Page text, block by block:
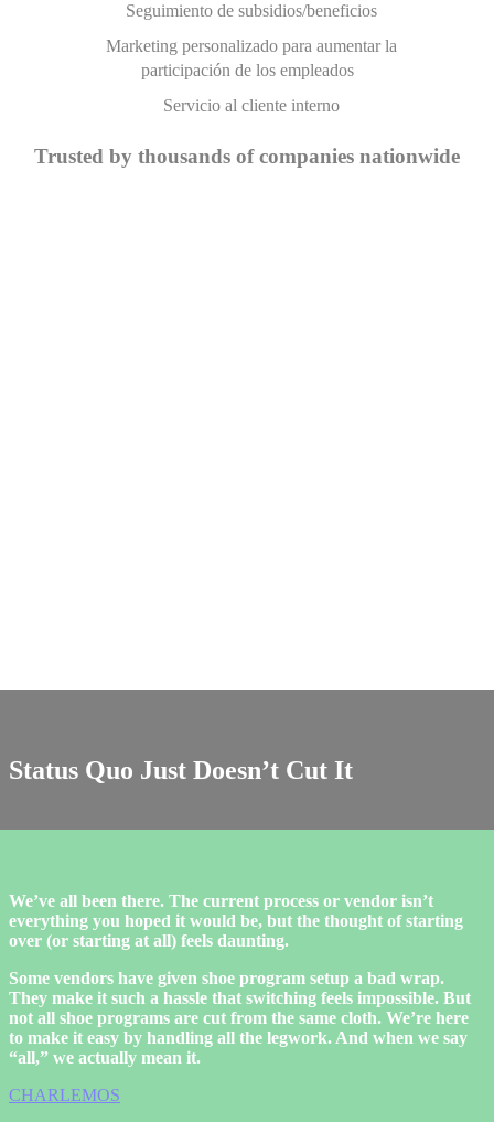
Seguimiento de subsidios/beneficios
Marketing personalizado para aumentar la
participación de los empleados
Servicio al cliente interno
Trusted by thousands of companies nationwide
Status Quo Just Doesn’t Cut It
We’ve all been there. The current process or vendor isn’t
everything you hoped it would be, but the thought of starting
over (or starting at all) feels daunting.
Some vendors have given shoe program setup a bad wrap.
They make it such a hassle that switching feels impossible. But
not all shoe programs are cut from the same cloth. We’re here
to make it easy by handling all the legwork. And when we say
“all,” we actually mean it.
CHARLEMOS